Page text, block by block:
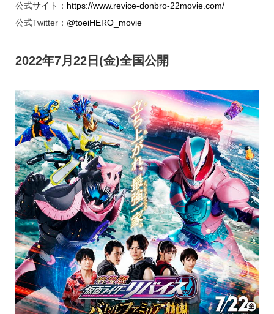
公式サイト： https://www.revice-donbro-22movie.com/
公式Twitter： @toeiHERO_movie
2022年7月22日(金)全国公開